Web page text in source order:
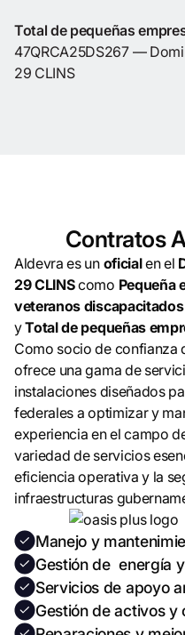
Total de pequeñas
47QRCA25DS267 —
29 CLINS
Contratos
Aldevra es un oficialen el
29 CLINScomo Pequeña
veteranos discapacitados
yTotal de pequeñas
Como socio de confianza
ofrece una gama de
instalaciones diseñados
federales a optimizar y
experiencia en el campo
variedad de servicios
eficiencia operativa y la
infraestructuras
Manejo y
Gestión de energía
Servicios de apoyo
Gestión de activos